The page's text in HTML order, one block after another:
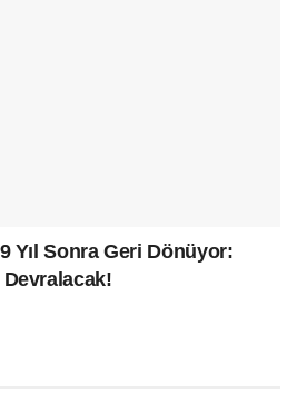
Yıl Sonra Geri Dönüyor: